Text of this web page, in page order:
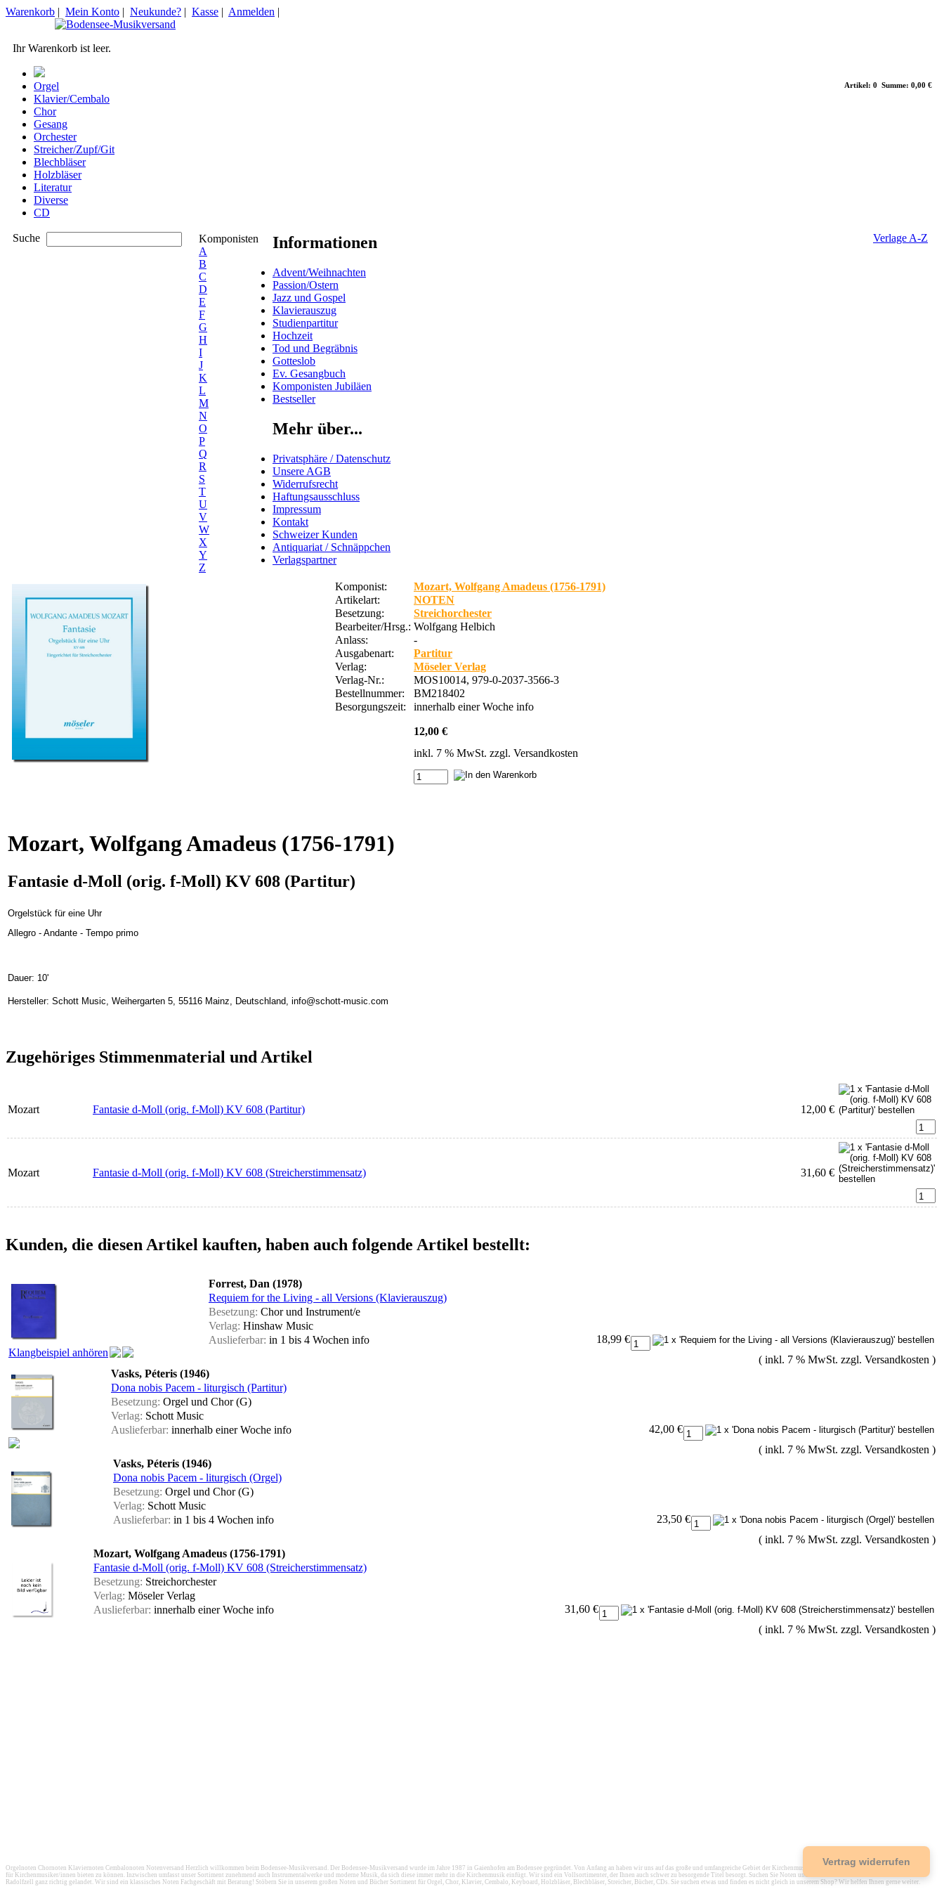
Artikel: 0 Summe: 0,00 €
Warenkorb | Mein Konto | Neukunde? | Kasse | Anmelden |
Ihr Warenkorb ist leer.
Orgel
Klavier/Cembalo
Chor
Gesang
Orchester
Streicher/Zupf/Git
Blechbläser
Holzbläser
Literatur
Diverse
CD
Suche
Komponisten
A
B
C
D
E
F
G
H
I
J
K
L
M
N
O
P
Q
R
S
T
U
V
W
X
Y
Z
Verlage A-Z
Informationen
Advent/Weihnachten
Passion/Ostern
Jazz und Gospel
Klavierauszug
Studienpartitur
Hochzeit
Tod und Begräbnis
Gotteslob
Ev. Gesangbuch
Komponisten Jubiläen
Bestseller
Mehr über...
Privatsphäre / Datenschutz
Unsere AGB
Widerrufsrecht
Haftungsausschluss
Impressum
Kontakt
Schweizer Kunden
Antiquariat / Schnäppchen
Verlagspartner
Komponist:
Mozart, Wolfgang Amadeus (1756-1791)
Artikelart:
NOTEN
Besetzung:
Streichorchester
Bearbeiter/Hrsg.: Wolfgang Helbich
Anlass:
-
Ausgabenart:
Partitur
Verlag:
Möseler Verlag
Verlag-Nr.:
MOS10014, 979-0-2037-3566-3
Bestellnummer:
BM218402
Besorgungszeit:
innerhalb einer Woche info
12,00 €
inkl. 7 % MwSt. zzgl. Versandkosten
Mozart, Wolfgang Amadeus (1756-1791)
Fantasie d-Moll (orig. f-Moll) KV 608 (Partitur)
Orgelstück für eine Uhr
Allegro - Andante - Tempo primo
Dauer: 10'
Hersteller: Schott Music, Weihergarten 5, 55116 Mainz, Deutschland, info@schott-music.com
Zugehöriges Stimmenmaterial und Artikel
Mozart Fantasie d-Moll (orig. f-Moll) KV 608 (Partitur) 12,00 €
Mozart Fantasie d-Moll (orig. f-Moll) KV 608 (Streicherstimmensatz) 31,60 €
Kunden, die diesen Artikel kauften, haben auch folgende Artikel bestellt:
Klangbeispiel anhören
Forrest, Dan (1978)
Requiem for the Living - all Versions (Klavierauszug)
Besetzung: Chor und Instrument/e
Verlag: Hinshaw Music
Auslieferbar: in 1 bis 4 Wochen info
18,99 €
( inkl. 7 % MwSt. zzgl. Versandkosten )
Vasks, Péteris (1946)
Dona nobis Pacem - liturgisch (Partitur)
Besetzung: Orgel und Chor (G)
Verlag: Schott Music
Auslieferbar: innerhalb einer Woche info
42,00 €
( inkl. 7 % MwSt. zzgl. Versandkosten )
Vasks, Péteris (1946)
Dona nobis Pacem - liturgisch (Orgel)
Besetzung: Orgel und Chor (G)
Verlag: Schott Music
Auslieferbar: in 1 bis 4 Wochen info
23,50 €
( inkl. 7 % MwSt. zzgl. Versandkosten )
Mozart, Wolfgang Amadeus (1756-1791)
Fantasie d-Moll (orig. f-Moll) KV 608 (Streicherstimmensatz)
Besetzung: Streichorchester
Verlag: Möseler Verlag
Auslieferbar: innerhalb einer Woche info
31,60 €
( inkl. 7 % MwSt. zzgl. Versandkosten )
Orgelnoten Chornoten Klaviernoten Cembalonoten Notenversand Herzlich willkommen beim Bodensee-Musikversand. Der Bodensee-Musikversand wurde im Jahre 1987 in Gaienhofen am Bodensee gegründet. Von Anfang an haben wir uns auf das große und umfangreiche Gebiet der Kirchenmusik spezialisiert, um einen umfassenden Service
für Kirchenmusiker/innen bieten zu können. Inzwischen umfasst unser Sortiment zunehmend auch Instrumentalwerke und moderne Musik, da sich diese immer mehr in die Kirchenmusik einfügt. Wir sind ein Vollsortimenter, der Ihnen auch schwer zu besorgende Titel besorgt. Suchen Sie Noten und Musikbücher? Dann sind Sie bei uns in
Radolfzell ganz richtig gelandet. Wir sind ein klassisches Noten Fachgeschäft mit Beratung! Stöbern Sie in unserem großen Noten und Bücher Sortiment für Orgel, Chor, Klavier, Cembalo, Keyboard, Holzbläser, Blechbläser, Streicher, Bücher, CDs. Sie suchen etwas und finden es nicht gleich in unserem Shop? Wir helfen Ihnen gerne weiter.
Vertrag widerrufen